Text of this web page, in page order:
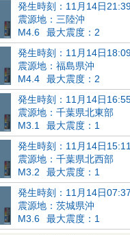
発生時刻：11月14日
震源地：三陸沖
M4.6
最大震度：2
発生時刻：11月14日
震源地：福島県沖
M4.4
最大震度：2
発生時刻：11月14日
震源地：千葉県北東部
M3.1
最大震度：1
発生時刻：11月14日
震源地：千葉県北西部
M3.2
最大震度：1
発生時刻：11月14日
震源地：茨城県沖
M3.6
最大震度：1